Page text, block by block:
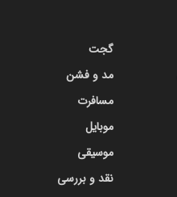
گجت
مد و فشن
مسافرت
موبایل
موسیقی
نقد و بررسی